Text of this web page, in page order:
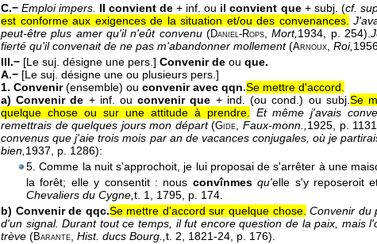
C.− Emploi impers. Il convient de + inf. ou il convient que+ subj. (cf.
est conforme aux exigences de la situation et/ou des convenances.
peut-être plus amer qu'il n'eût convenu(Daniel-Rops,Mort,1934, p. 254).
fierté qu'il convenait de ne pas m'abandonner mollement(Arnoux, Roi,
III.− [Le suj. désigne une pers.] Convenir de ou que.
A.− [Le suj. désigne une ou plusieurs pers.]
1. Convenir(ensemble) ou convenir avec qqn.Se mettre d'accord.
a) Convenir de + inf. ouconvenir que + ind. (ou cond.) ou subj.Se
quelque chose ou sur une attitude à prendre. Et même j'avais
remettrais de quelques jours mon départ(Gide, Faux-monn.,1925, p.
convenus que j'aie trois mois par an de vacances conjugales, où je
bien,1937, p. 1286):
5. Comme la nuit s'approchoit, je lui proposai de s'arrêter à une
la forêt; elle y consentit : nous convînmesqu'elle s'y reposeroit
Chevaliers du Cygne, t. 1 , 1795 , p. 174.
b) Convenir de qqc.Se mettre d'accord sur quelque chose. Convenir du
d'un signal. Durant tout ce temps, il fut encore question de la paix, mais
trève (Barante Hist. ducs Bourg., t. 2 , 1821-24 , p. 176).